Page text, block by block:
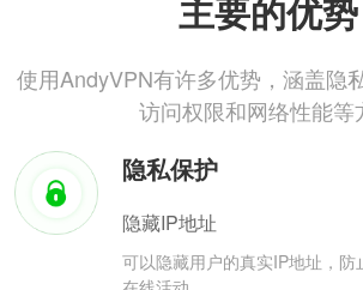
主要的优势
使用AndyVPN有许多优势，涵盖隐
访问权限和网络性能等
隐私保护
隐藏IP地址
可以隐藏用户的真实IP地址，防